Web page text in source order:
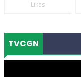
Likes
TVCGN